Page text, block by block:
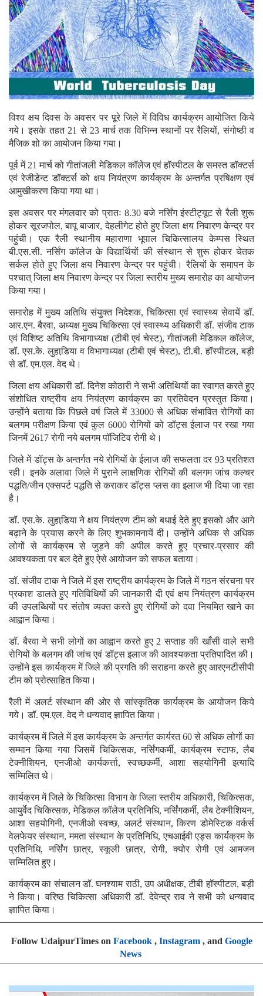
विश्व क्षय दिवस के अवसर पर पूरे जिले में विविध कार्यक्रम आयोजित किये
गये। इसके तहत 21 से 23 मार्च तक विभिन्न स्थानों पर रैलियों, संगोष्ठी व
मैजिक शो का आयोजन किया गया।
पूर्व में 21 मार्च को गीतांजली मेडिकल कॉलेज एवं हॉस्पीटल के समस्त डॉक्टर्स
एवं रेजीडेन्ट डॉक्टर्स को क्षय नियंत्रण कार्यक्रम के अन्तर्गत प्रषिक्षण एवं
आमुखीकरण किया गया था।
इस अवसर पर मंगलवार को प्रातः 8.30 बजे नर्सिंग इंस्टीट्यूट से रैली शुरू
होकर सूरजपोल, बापू बाजार, देहलीगेट होते हुए जिला क्षय निवारण केन्द्र पर
पहुंची। एक रैली स्थानीय महाराणा भूपाल चिकित्सालय केम्पस स्थित
बी.एस.सी. नर्सिंग कॉलेज के विद्यार्थियों की संस्थान से शुरू होकर चेतक
सर्कल होते हुए जिला क्षय निवारण केन्द्र पर पहुंची। रैलियों के समापन के
पश्चात् जिला क्षय निवारण केन्द्र पर जिला स्तरीय मुख्य समारोह का आयोजन
किया गया।
समारोह में मुख्य अतिथि संयुक्त निदेशक, चिकित्सा एवं स्वास्थ्य सेवायें डॉ.
आर.एन. बैरवा, अध्यक्ष मुख्य चिकित्सा एवं स्वास्थ्य अधिकारी डॉ. संजीव टाक
एवं विशिष्ट अतिथि विभागाध्यक्ष (टीबी एवं चेस्ट), गीतांजली मेडिकल कॉलेज,
डॉ. एस.के. लुहाडि़या व विभागाध्यक्ष (टीबी एवं चेस्ट), टी.बी. हॉस्पीटल, बड़ी
से डॉ. एम.एल. वेद थे।
जिला क्षय अधिकारी डॉ. दिनेश कोठारी ने सभी अतिथियों का स्वागत करते हुए
संशोधित राष्ट्रीय क्षय नियंत्रण कार्यक्रम का प्रतिवेदन प्रस्तुत किया।
उन्होंने बताया कि पिछले वर्ष जिले में 33000 से अधिक संभावित रोगियों का
बलगम परीक्षण किया एवं कुल 6000 रोगियों को डॉट्स ईलाज पर रखा गया
जिनमें 2617 रोगी नये बलगम पॉजिटिव रोगी थे।
जिले में डॉट्स के अन्तर्गत नये रोगियों के ईलाज की सफलता दर 93 प्रतिशत
रही। इनके अलावा जिले में पुराने लाक्षणिक रोगियों की बलगम जांच कल्चर
पद्धति/जीन एक्सपर्ट पद्धति से कराकर डॉट्स प्लस का इलाज भी दिया जा रहा
है।
डॉ. एस.के. लुहाडि़या ने क्षय नियंत्रण टीम को बधाई देते हुए इसको और आगे
बढ़ाने के प्रयास करने के लिए शुभकामनायें दी। उन्होंने अधिक से अधिक
लोगों से कार्यक्रम से जुड़ने की अपील करते हुए प्रचार-प्रसार की
आवश्यकता पर बल देते हुए ऐसे आयोजन को सफल बताया।
डॉ. संजीव टाक ने जिले में इस राष्ट्रीय कार्यक्रम के जिले में गठन संरचना पर
प्रकाश डालते हुए गतिविधियों की जानकारी दी एवं क्षय नियंत्रण कार्यक्रम
की उपलब्धियों पर संतोष व्यक्त करते हुए रोगियों को दवा नियमित खाने का
आह्वान किया।
डॉ. बैरवा ने सभी लोगों का आह्वान करते हुए 2 सप्ताह की खाँसी वाले सभी
रोगियों के बलगम की जांच एवं डॉट्स इलाज की आवश्यकता प्रतिपादित की।
उन्होंने इस कार्यक्रम में जिले की प्रगति की सराहना करते हुए आरएनटीसीपी
टीम को प्रोत्साहित किया।
रैली में अलर्ट संस्थान की ओर से सांस्कृतिक कार्यक्रम के आयोजन किये
गये। डॉ. एम.एल. वेद ने धन्यवाद ज्ञापित किया।
कार्यक्रम में जिले में इस कार्यक्रम के अन्तर्गत कार्यरत 60 से अधिक लोगों का
सम्मान किया गया जिसमें चिकित्सक, नर्सिंगकर्मी, कार्यक्रम स्टाफ, लैब
टेक्नीशियन, एनजीओ कार्यकर्त्ता, स्वच्छकर्मी, आशा सहयोगिनी इत्यादि
सम्मिलित थे।
कार्यक्रम में जिले के चिकित्सा विभाग के जिला स्तरीय अधिकारी, चिकित्सक,
आयुर्वेद चिकित्सक, मेडिकल कॉलेज प्रतिनिधि, नर्सिंगकर्मी, लैब टेक्नीशियन,
आशा सहयोगिनी, एनजीओ स्वच्छ, अलर्ट संस्थान, किरण डोमेस्टिक वर्कर्स
वेलफेयर संस्थान, ममता संस्थान के प्रतिनिधि, एचआईवी एड्स कार्यक्रम के
प्रतिनिधि, नर्सिंग छात्र, स्कूली छात्र, रोगी, क्योर रोगी एवं आमजन
सम्मिलित हुए।
कार्यक्रम का संचालन डॉ. घनश्याम राठी, उप अधीक्षक, टीबी हॉस्पीटल, बड़ी
ने किया। वरिष्ठ चिकित्सा अधिकारी डॉ. देवेन्द्र राव ने सभी को धन्यवाद
ज्ञापित किया।
Follow UdaipurTimes on Facebook, Instagram, and Google
News